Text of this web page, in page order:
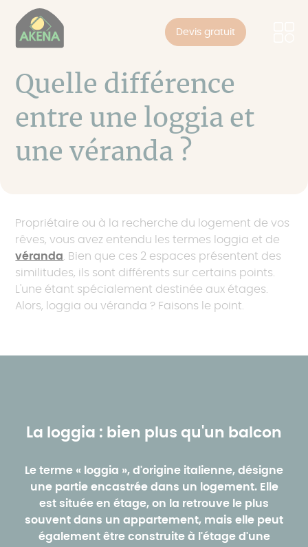
main
Devis gratuit
Quelle différence
entre une loggia et
une véranda ?
Propriétaire ou à la recherche du logement de vos
rêves, vous avez entendu les termes loggia et de
véranda. Bien que ces 2 espaces présentent des
similitudes, ils sont différents sur certains points.
L'une étant spécialement destinée aux étages.
Alors, loggia ou véranda ? Faisons le point.
La loggia : bien plus qu'un balcon
Le terme « loggia », d'origine italienne, désigne
une partie encastrée dans un logement. Elle
est située en étage, on la retrouve le plus
souvent dans un appartement, mais elle peut
également être construite à l'étage d'une